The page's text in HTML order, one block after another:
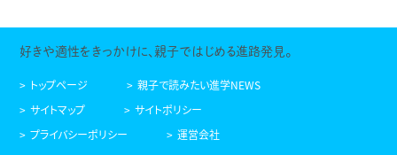
好きや適性をきっかけに、親子ではじめる進路発見。
トップページ
親子で読みたい進学NEWS
サイトマップ
サイトポリシー
プライバシーポリシー
運営会社